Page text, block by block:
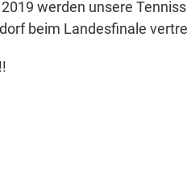
werden unsere
beim Landesfinale